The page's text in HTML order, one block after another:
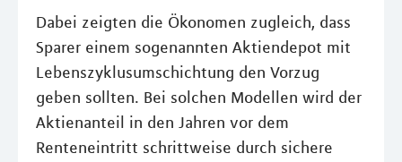
Dabei zeigten die Ökonomen zugleich, dass
Sparer einem sogenannten Aktiendepot mit
Lebenszyklusumschichtung den Vorzug
geben sollten. Bei solchen Modellen wird der
Aktienanteil in den Jahren vor dem
Renteneintritt schrittweise durch sichere